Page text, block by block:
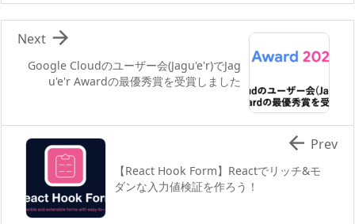
Google Cloudのユーザー会(Jagu'e'r)でJag
u'e'r Awardの最優秀賞を受賞しました

Next
【React Hook Form】Reactでリッチ&モ
ダンな入力値検証を作ろう！
 Prev